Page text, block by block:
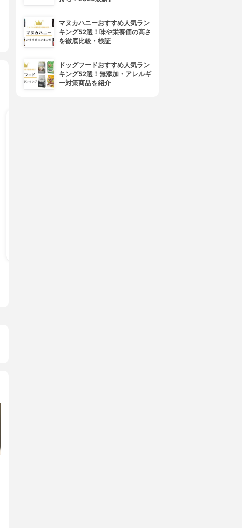
マヌカハニーおすすめ人気ラン
キング52選！味や栄養価の高さ
を徹底比較・検証
ドッグフードおすすめ人気ラン
キング52選！無添加・アレルギ
ー対策商品を紹介